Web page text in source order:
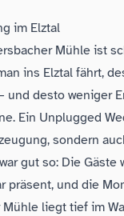
im Elztal
Mühle ist
ins Elztal fährt,
und desto weniger
Ein Unplugged
sondern
gut so: Die Gäste
präsent, und die
liegt tief im